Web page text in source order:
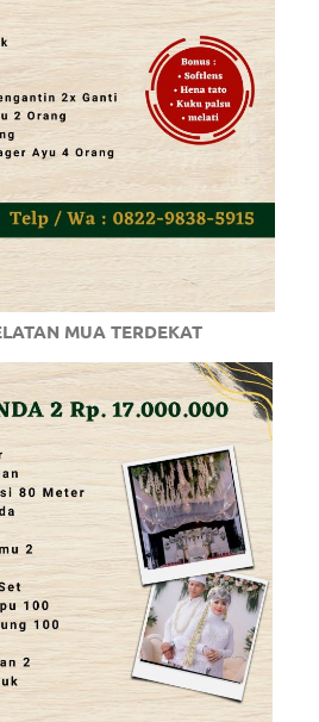
MUA TERDEKAT